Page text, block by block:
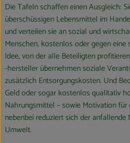
Die Tafeln schaffen einen Ausgleich:
überschüssigen Lebensmittel im
und verteilen sie an sozial und
Menschen, kostenlos oder gegen eine
Idee, von der alle Beteiligten
-hersteller übernehmen soziale
zusätzlich Entsorgungskosten. Und
Geld oder sogar kostenlos qualitativ
Nahrungsmittel – sowie Motivation für
nebenbei reduziert sich der
Umwelt.